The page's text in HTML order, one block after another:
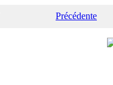
Précédente